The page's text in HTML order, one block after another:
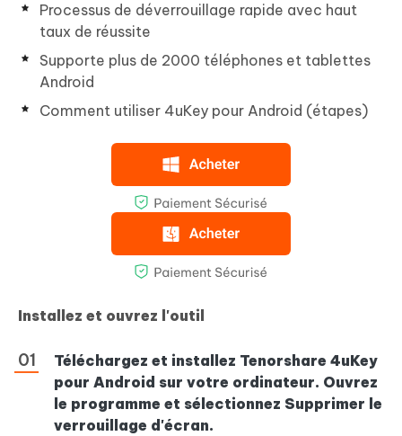
Processus de déverrouillage rapide avec haut
taux de réussite
Supporte plus de 2000 téléphones et tablettes
Android
Comment utiliser 4uKey pour Android (étapes)
Installez et ouvrez l'outil
Téléchargez et installez Tenorshare 4uKey
pour Android sur votre ordinateur. Ouvrez
le programme et sélectionnez Supprimer le
verrouillage d'écran.